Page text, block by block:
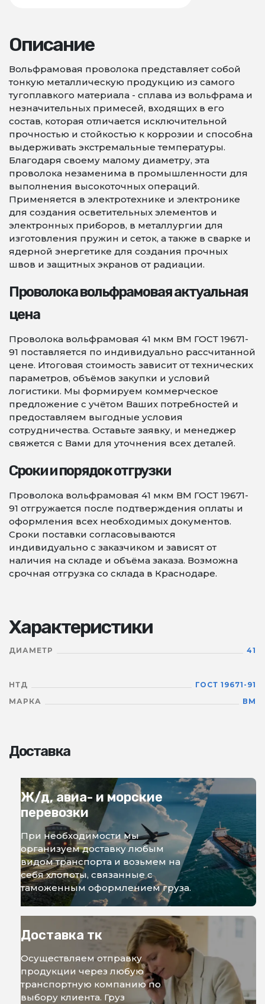
Описание
Вольфрамовая проволока представляет собой
тонкую металлическую продукцию из самого
тугоплавкого материала - сплава из вольфрама и
незначительных примесей, входящих в его
состав, которая отличается исключительной
прочностью и стойкостью к коррозии и способна
выдерживать экстремальные температуры.
Благодаря своему малому диаметру, эта
проволока незаменима в промышленности для
выполнения высокоточных операций.
Применяется в электротехнике и электронике
для создания осветительных элементов и
электронных приборов, в металлургии для
изготовления пружин и сеток, а также в сварке и
ядерной энергетике для создания прочных
швов и защитных экранов от радиации.
Проволока вольфрамовая актуальная
цена
Проволока вольфрамовая 41 мкм ВМ ГОСТ 19671-
91 поставляется по индивидуально рассчитанной
цене. Итоговая стоимость зависит от технических
параметров, объёмов закупки и условий
логистики. Мы формируем коммерческое
предложение с учётом Ваших потребностей и
предоставляем выгодные условия
сотрудничества. Оставьте заявку, и менеджер
свяжется с Вами для уточнения всех деталей.
Сроки и порядок отгрузки
Проволока вольфрамовая 41 мкм ВМ ГОСТ 19671-
91 отгружается после подтверждения оплаты и
оформления всех необходимых документов.
Сроки поставки согласовываются
индивидуально с заказчиком и зависят от
наличия на складе и объёма заказа. Возможна
срочная отгрузка со склада в Краснодаре.
Характеристики
ДИАМЕТР 41
НТД
ГОСТ 19671-91
МАРКА
ВМ
Доставка
Ж/д, авиа- и морские
перевозки
При необходимости мы
организуем доставку любым
видом транспорта и возьмем на
себя хлопоты, связанные с
таможенным оформлением груза.
Доставка тк
Осуществляем отправку
продукции через любую
транспортную компанию по
выбору клиента. Груз